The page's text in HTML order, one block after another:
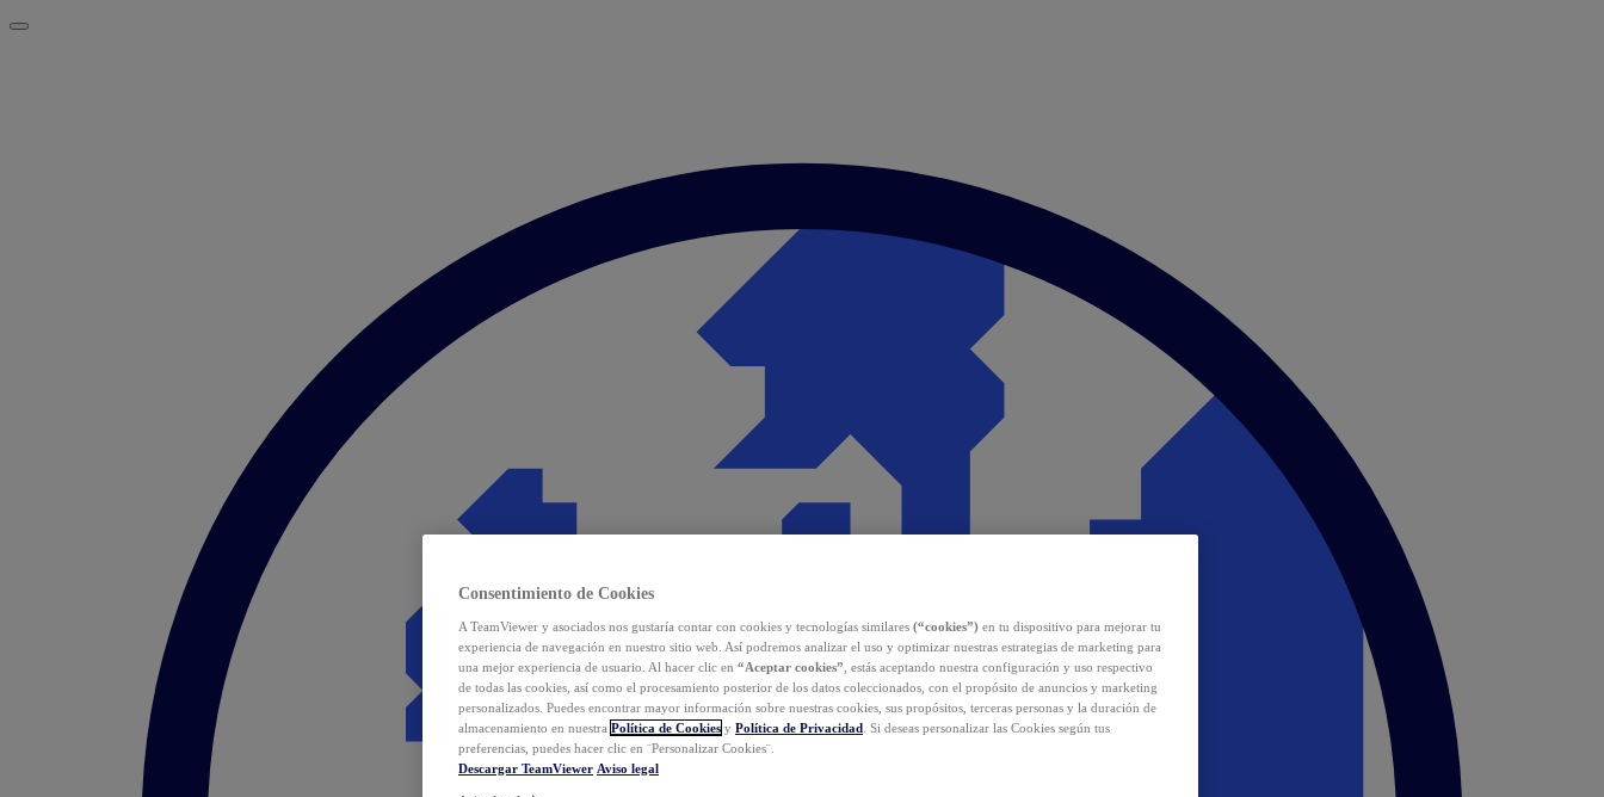
Consentimiento de Cookies
A TeamViewer y asociados nos gustaría contar con cookies y tecnologías similares (“cookies”) en tu dispositivo para mejorar tu
experiencia de navegación en nuestro sitio web. Así podremos analizar el uso y optimizar nuestras estrategias de marketing para
una mejor experiencia de usuario. Al hacer clic en “Aceptar cookies” , estás aceptando nuestra configuración y uso respectivo
de todas las cookies, así como el procesamiento posterior de los datos coleccionados, con el propósito de anuncios y marketing
personalizados. Puedes encontrar mayor información sobre nuestras cookies, sus propósitos, terceras personas y la duración de
almacenamiento en nuestra Política de Cookies y Política de Privacidad . Si deseas personalizar las Cookies según tus
preferencias, puedes hacer clic en ¨Personalizar Cookies¨.
Descargar TeamViewer Aviso legal